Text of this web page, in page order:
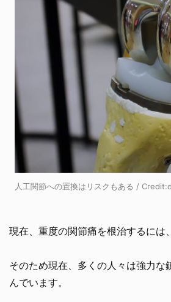
人工関節への置換はリスクもある /
現在、重度の関節痛を根治するに
そのため現在、多くの人々は強力な
んでいます。